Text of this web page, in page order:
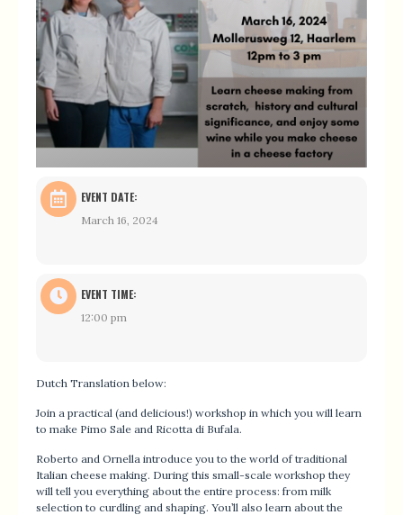
EVENT DATE:
March 16, 2024
EVENT TIME:
12:00 pm
Dutch Translation below:
Join a practical (and delicious!) workshop in which you will learn
to make Pimo Sale and Ricotta di Bufala.
Roberto and Ornella introduce you to the world of traditional
Italian cheese making. During this small-scale workshop they
will tell you everything about the entire process: from milk
selection to curdling and shaping. You’ll also learn about the